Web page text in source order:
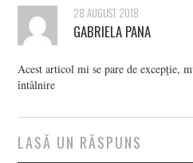
28 AUGUST 2018
GABRIELA PANA
Acest articol mi se pare de excepție,
întâlnire
LASĂ UN RĂSPUNS